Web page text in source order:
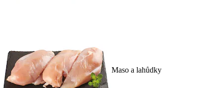
Maso a lahůdky